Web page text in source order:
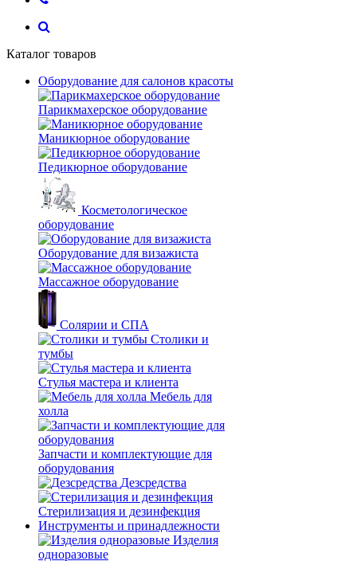
Каталог товаров
Оборудование для салонов красоты
Парикмахерское оборудование
Маникюрное оборудование
Педикюрное оборудование
Косметологическое
оборудование
Оборудование для визажиста
Массажное оборудование
Солярии и СПА
Столики и
тумбы
Стулья мастера и клиента
Мебель для
холла
Запчасти и комплектующие для
оборудования
Дезсредства
Стерилизация и дезинфекция
Инструменты и принадлежности
Изделия
одноразовые